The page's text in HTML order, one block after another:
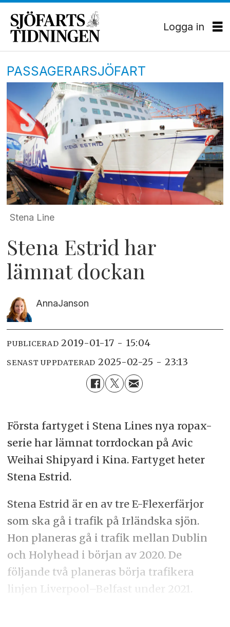
Logga in
PASSAGERARSJÖFART
Stena Line
Stena Estrid har
lämnat dockan
AnnaJanson
PUBLICERAD 2019-01-17 - 15:04
SENAST UPPDATERAD 2025-02-25 - 23:13
Första fartyget i Stena Lines nya ropax-
serie har lämnat torrdockan på Avic
Weihai Shipyard i Kina. Fartyget heter
Stena Estrid.
Stena Estrid är en av tre E-Flexerfärjor
som ska gå i trafik på Irländska sjön.
Hon planeras gå i trafik mellan Dublin
och Holyhead i början av 2020. De
följande två planeras börja trafikera
linjen Liverpool–Belfast under 2021.